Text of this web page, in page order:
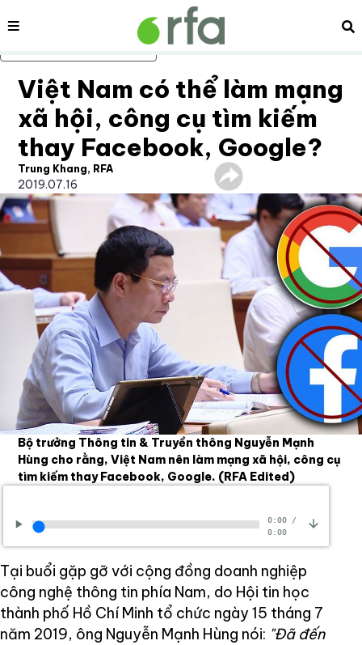
Bỏ qua nội dung chính
Nội dung
Việt Nam có thể làm mạng
xã hội, công cụ tìm kiếm
thay Facebook, Google?
Trung Khang, RFA
2019.07.16
Bộ trưởng Thông tin & Truyền thông Nguyễn Mạnh
Hùng cho rằng, Việt Nam nên làm mạng xã hội, công cụ
tìm kiếm thay Facebook, Google. (RFA Edited)
0:00/
0:00
Tại buổi gặp gỡ với cộng đồng doanh nghiệp
công nghệ thông tin phía Nam, do Hội tin học
thành phố Hồ Chí Minh tổ chức ngày 15 tháng 7
năm 2019, ông Nguyễn Mạnh Hùng nói: "Đã đến